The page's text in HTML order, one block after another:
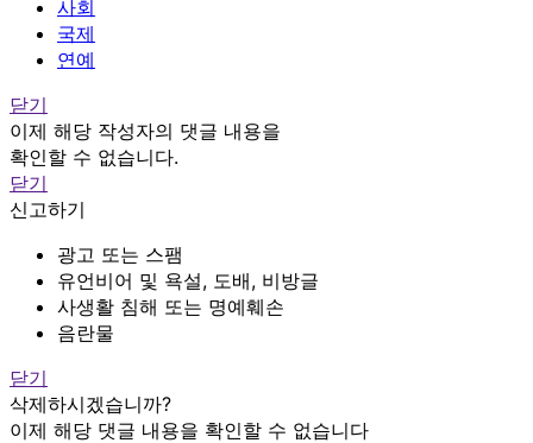
사회
국제
연예
닫기
이제 해당 작성자의 댓글 내용을
확인할 수 없습니다.
닫기
신고하기
광고 또는 스팸
유언비어 및 욕설, 도배, 비방글
사생활 침해 또는 명예훼손
음란물
닫기
삭제하시겠습니까?
이제 해당 댓글 내용을 확인할 수 없습니다